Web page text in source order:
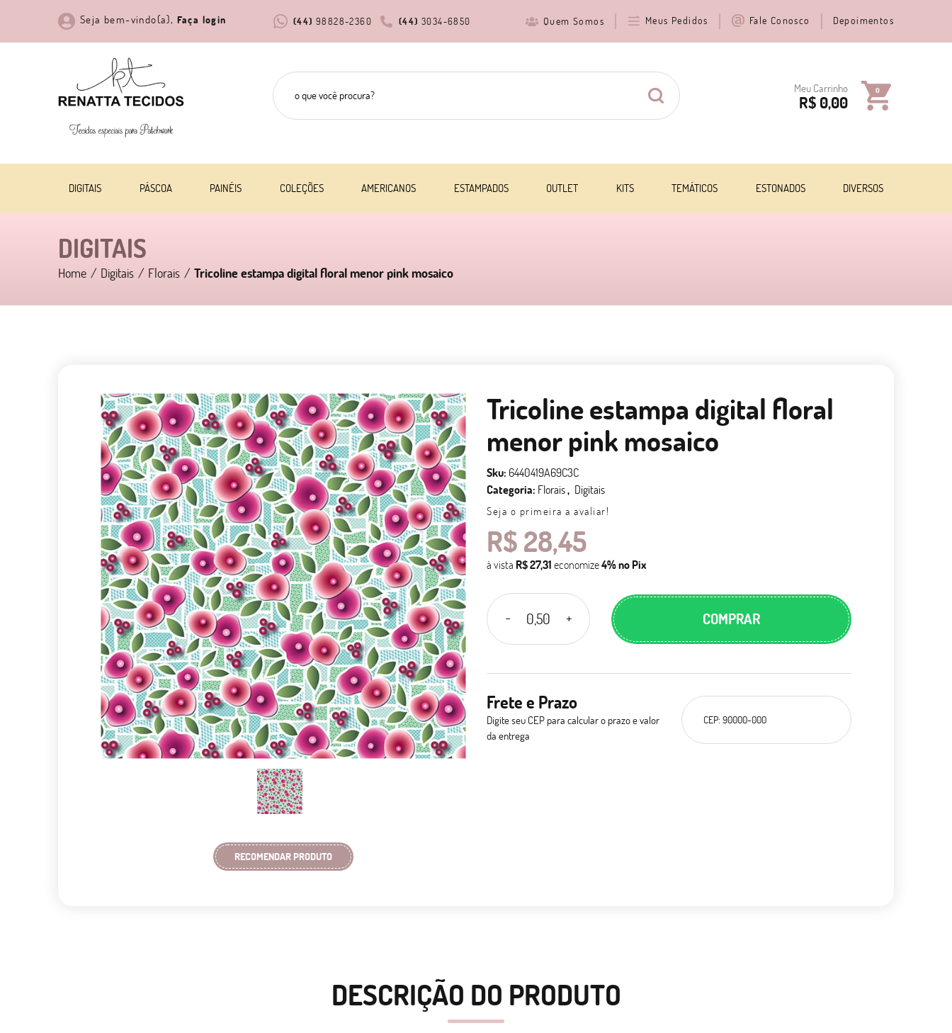
Seja bem-vindo(a), Faça login (44) 3034-6850
(44) 98828-2360 Quem Somos Meus Pedidos Fale Conosco Depoimentos
Meu Carrinho 0
R$ 0,00
DIGITAIS PÁSCOA PAINÉIS COLEÇÕES AMERICANOS ESTAMPADOS OUTLET KITS TEMÁTICOS ESTONADOS DIVERSOS
DIGITAIS
Home Digitais Florais Tricoline estampa digital floral menor pink mosaico
RECOMENDAR PRODUTO
Tricoline estampa digital floral
menor pink mosaico
Sku: 6440419A69C3C
Categoria: Florais Digitais
Seja o primeira a avaliar!
R$ 28,45
à vista R$ 27,31 economize4%no Pix
COMPRAR
Frete e Prazo
Digite seu CEP para calcular o prazo e valor
da entrega
DESCRIÇÃO DO PRODUTO